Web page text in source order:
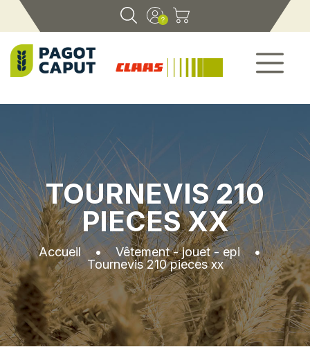
TOURNEVIS 210
PIECES XX
Accueil • Vêtement - jouet - epi•
Tournevis 210 pieces xx